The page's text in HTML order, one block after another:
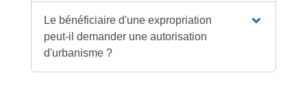
Le bénéficiaire d'une expropriation
peut-il demander une autorisation
d'urbanisme ?